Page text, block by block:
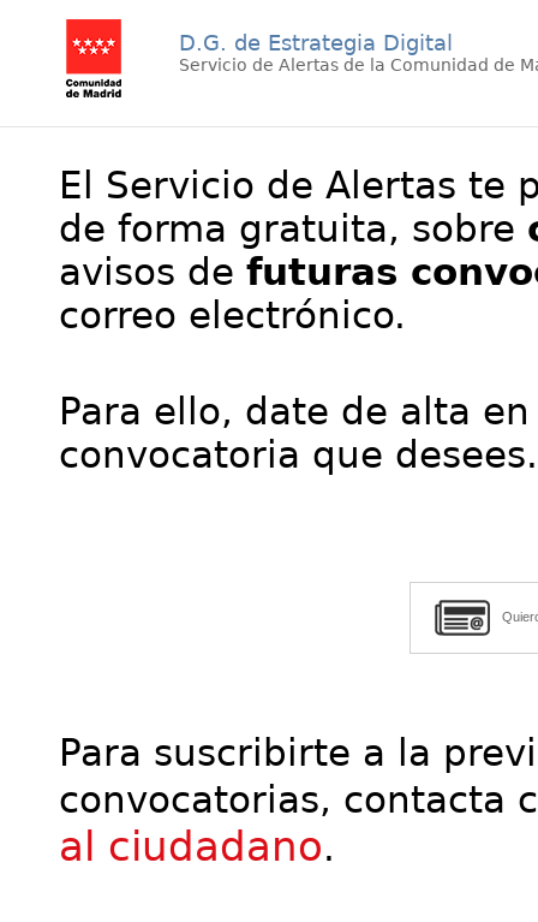
D.G. de Estrategia Digital
Servicio de Alertas de la Comunidad de
El Servicio de Alertas te
de forma gratuita, sobre
avisos de futuras
correo electrónico.
Para ello, date de alta
convocatoria que desees.
Para suscribirte a la
convocatorias, contacta
al ciudadano.